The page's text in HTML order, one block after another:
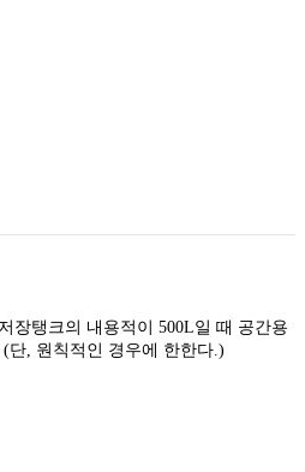
장탱크의 내용적이 500L일 때 공간용